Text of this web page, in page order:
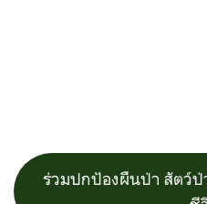
ร่วมปกป้องผืนป่า สัตว์ป่